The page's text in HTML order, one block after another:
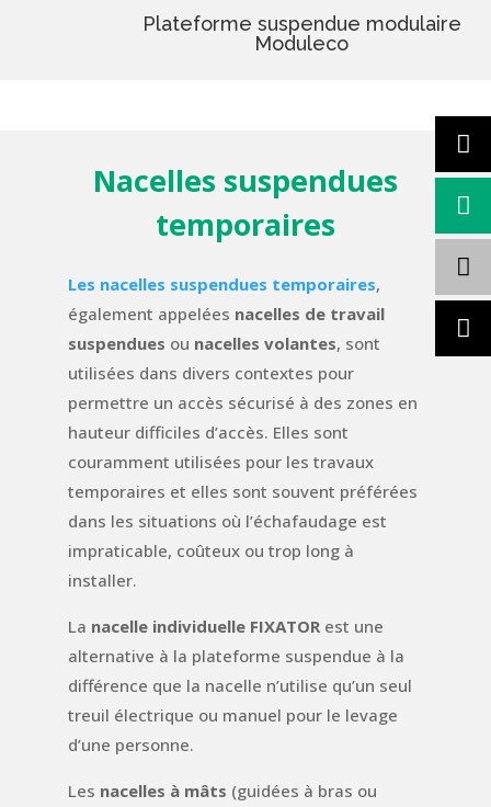
Plateforme suspendue modulaire
Moduleco
Nacelles suspendues
temporaires
Les nacelles suspendues temporaires,
également appelées nacelles de travail
suspendues ou nacelles volantes, sont
utilisées dans divers contextes pour
permettre un accès sécurisé à des zones en
hauteur difficiles d’accès. Elles sont
couramment utilisées pour les travaux
temporaires et elles sont souvent préférées
dans les situations où l’échafaudage est
impraticable, coûteux ou trop long à
installer.
La nacelle individuelle FIXATOR est une
alternative à la plateforme suspendue à la
différence que la nacelle n’utilise qu’un seul
treuil électrique ou manuel pour le levage
d’une personne.
Les nacelles à mâts (guidées à bras ou